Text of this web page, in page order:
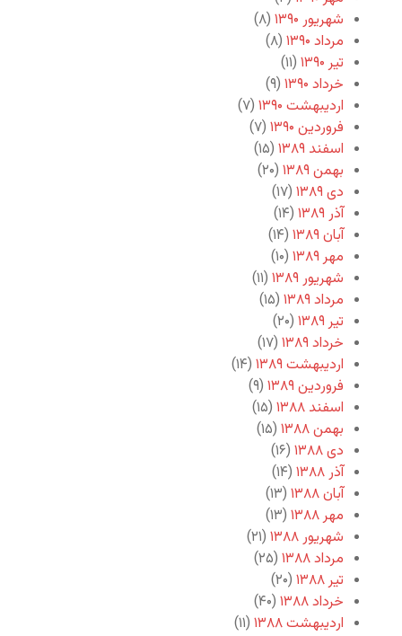
شهریور ۱۳۹۰
(۸)
مرداد ۱۳۹۰
(۸)
تیر ۱۳۹۰
(۱۱)
خرداد ۱۳۹۰
(۹)
اردیبهشت ۱۳۹۰
(۷)
فروردین ۱۳۹۰
(۷)
اسفند ۱۳۸۹
(۱۵)
بهمن ۱۳۸۹
(۲۰)
دی ۱۳۸۹
(۱۷)
آذر ۱۳۸۹
(۱۴)
آبان ۱۳۸۹
(۱۴)
مهر ۱۳۸۹
(۱۰)
شهریور ۱۳۸۹
(۱۱)
مرداد ۱۳۸۹
(۱۵)
تیر ۱۳۸۹
(۲۰)
خرداد ۱۳۸۹
(۱۷)
اردیبهشت ۱۳۸۹
(۱۴)
فروردین ۱۳۸۹
(۹)
اسفند ۱۳۸۸
(۱۵)
بهمن ۱۳۸۸
(۱۵)
دی ۱۳۸۸
(۱۶)
آذر ۱۳۸۸
(۱۴)
آبان ۱۳۸۸
(۱۳)
مهر ۱۳۸۸
(۱۳)
شهریور ۱۳۸۸
(۲۱)
مرداد ۱۳۸۸
(۲۵)
تیر ۱۳۸۸
(۲۰)
خرداد ۱۳۸۸
(۴۰)
اردیبهشت ۱۳۸۸
(۱۱)